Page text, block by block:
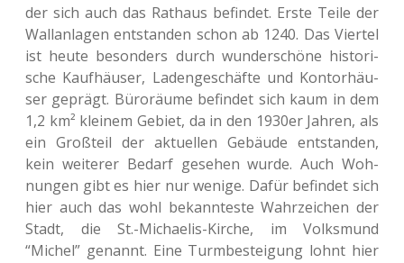
der sich auch das Rat­haus befin­det. Erste Teile der
Wall­an­la­gen ent­stan­den schon ab 1240. Das Vier­tel
ist heute beson­ders durch wun­der­schö­ne his­to­ri­
sche Kauf­häu­ser, Laden­ge­schäf­te und Kon­tor­häu­
ser geprägt. Büro­räu­me befin­det sich kaum in dem
1,2 km² klei­nem Gebiet, da in den 1930er Jahren, als
ein Groß­teil der aktu­el­len Gebäu­de ent­stan­den,
kein wei­te­rer Bedarf gese­hen wurde. Auch Woh­
nun­gen gibt es hier nur wenige. Dafür befin­det sich
hier auch das wohl bekann­tes­te Wahr­zei­chen der
Stadt, die St.-Michaelis-Kirche, im Volks­mund
“Michel” genannt. Eine Turm­be­stei­gung lohnt hier